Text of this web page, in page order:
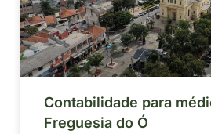
Contabilidade para
Freguesia do Ó